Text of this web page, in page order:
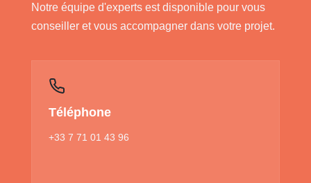
Notre équipe d'experts est disponible pour vous
conseiller et vous accompagner dans votre projet.
Téléphone
+33 7 71 01 43 96